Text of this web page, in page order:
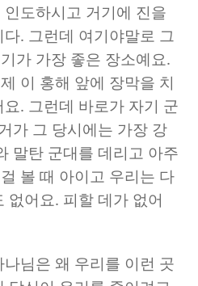
도하시고 거기에 진을
다. 그런데 여기야말로 그
가 가장 좋은 장소예요.
이 홍해 앞에 장막을 치
. 그런데 바로가 자기 군
가 그 당시에는 가장 강
말탄 군대를 데리고 아주
볼 때 아이고 우리는 다
없어요. 피할 데가 없어
님은 왜 우리를 이런 곳